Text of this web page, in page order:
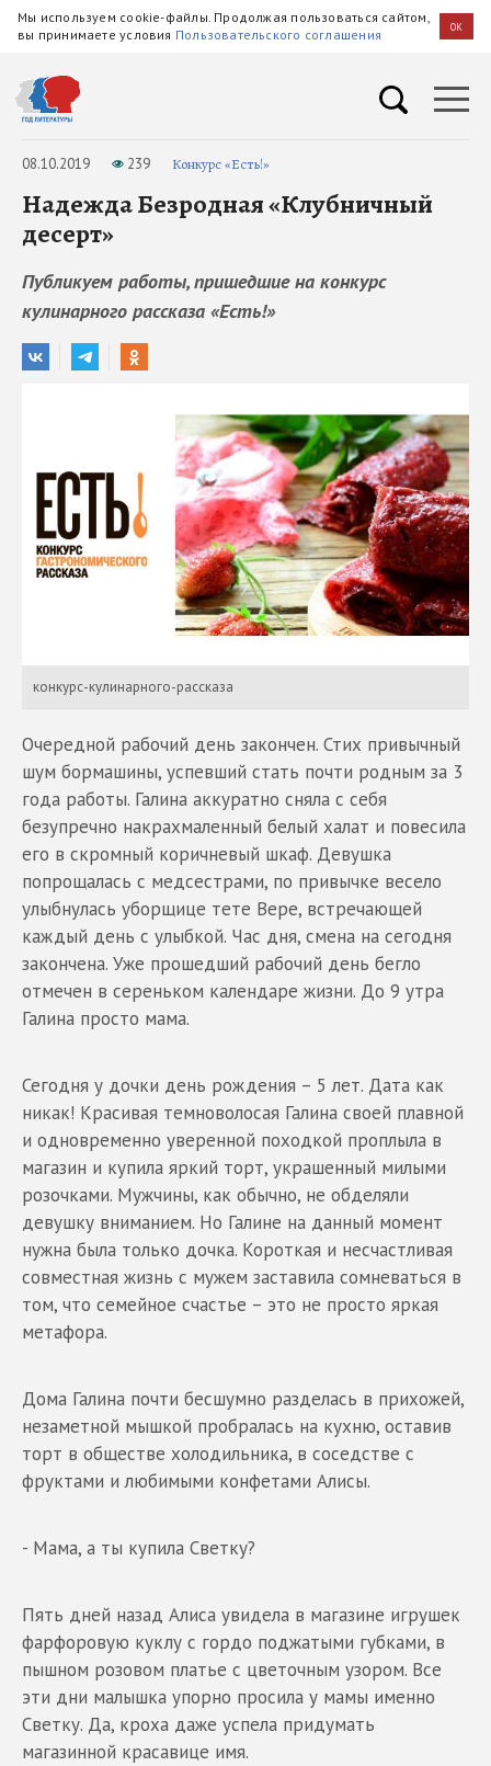
Мы используем cookie-файлы. Продолжая пользоваться сайтом,
вы принимаете условия Пользовательского соглашения OK
08.10.2019 239 Конкурс «Есть!»
Надежда Безродная «Клубничный
десерт»
Публикуем работы, пришедшие на конкурс
кулинарного рассказа «Есть!»
конкурс-кулинарного-рассказа
Очередной рабочий день закончен. Стих привычный
шум бормашины, успевший стать почти родным за 3
года работы. Галина аккуратно сняла с себя
безупречно накрахмаленный белый халат и повесила
его в скромный коричневый шкаф. Девушка
попрощалась с медсестрами, по привычке весело
улыбнулась уборщице тете Вере, встречающей
каждый день с улыбкой. Час дня, смена на сегодня
закончена. Уже прошедший рабочий день бегло
отмечен в сереньком календаре жизни. До 9 утра
Галина просто мама.
Сегодня у дочки день рождения – 5 лет. Дата как
никак! Красивая темноволосая Галина своей плавной
и одновременно уверенной походкой проплыла в
магазин и купила яркий торт, украшенный милыми
розочками. Мужчины, как обычно, не обделяли
девушку вниманием. Но Галине на данный момент
нужна была только дочка. Короткая и несчастливая
совместная жизнь с мужем заставила сомневаться в
том, что семейное счастье – это не просто яркая
метафора.
Дома Галина почти бесшумно разделась в прихожей,
незаметной мышкой пробралась на кухню, оставив
торт в обществе холодильника, в соседстве с
фруктами и любимыми конфетами Алисы.
- Мама, а ты купила Светку?
Пять дней назад Алиса увидела в магазине игрушек
фарфоровую куклу с гордо поджатыми губками, в
пышном розовом платье с цветочным узором. Все
эти дни малышка упорно просила у мамы именно
Светку. Да, кроха даже успела придумать
магазинной красавице имя.